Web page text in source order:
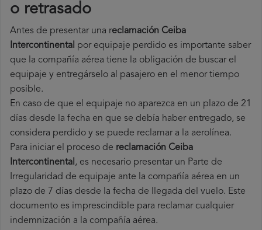
o retrasado
Antes de presentar una reclamación Ceiba
Intercontinental por equipaje perdido es importante saber
que la compañía aérea tiene la obligación de buscar el
equipaje y entregárselo al pasajero en el menor tiempo
posible.
En caso de que el equipaje no aparezca en un plazo de 21
días desde la fecha en que se debía haber entregado, se
considera perdido y se puede reclamar a la aerolínea.
Para iniciar el proceso de reclamación Ceiba
Intercontinental, es necesario presentar un Parte de
Irregularidad de equipaje ante la compañía aérea en un
plazo de 7 días desde la fecha de llegada del vuelo. Este
documento es imprescindible para reclamar cualquier
indemnización a la compañía aérea.